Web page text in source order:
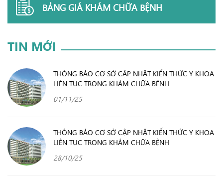
BẢNG GIÁ KHÁM CHỮA BỆNH
TIN MỚI
THÔNG BÁO CƠ SỞ CẬP NHẬT KIẾN THỨC Y KHOA
LIÊN TỤC TRONG KHÁM CHỮA BỆNH
01/11/25
THÔNG BÁO CƠ SỞ CẬP NHẬT KIẾN THỨC Y KHOA
LIÊN TỤC TRONG KHÁM CHỮA BỆNH
28/10/25